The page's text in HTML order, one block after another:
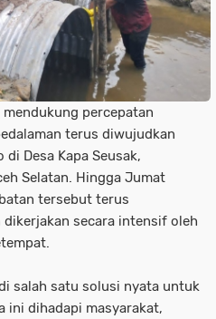
mendukung percepatan
terus diwujudkan
Desa Kapa Seusak,
Selatan. Hingga Jumat
tersebut terus
secara intensif oleh
salah satu solusi nyata untuk
ini dihadapi masyarakat,